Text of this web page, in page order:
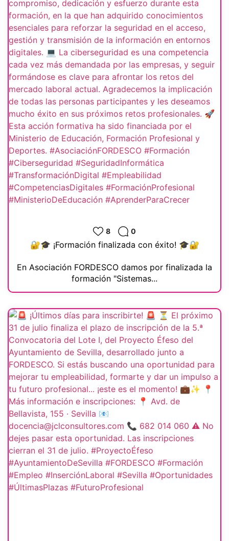
8 0
🔐🎓 ¡Formación finalizada con éxito! 🎓🔐
En Asociación FORDESCO damos por finalizada la
formación "Sistemas...